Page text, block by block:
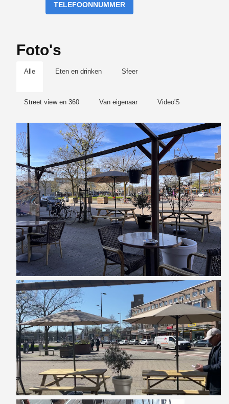
TELEFOONNUMMER
Foto's
Alle Eten en drinken Sfeer
Street view en 360 Van eigenaar Video'S